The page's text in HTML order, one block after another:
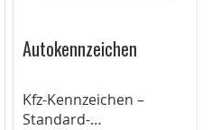
Autokennzeichen
Kfz-Kennzeichen –
Standard-